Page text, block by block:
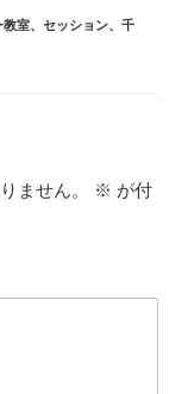
教室、 セッション、 千
ません。 ※ が付